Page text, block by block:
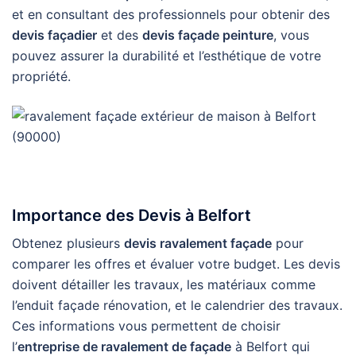
et en consultant des professionnels pour obtenir des
devis façadier et des devis façade peinture, vous
pouvez assurer la durabilité et l’esthétique de votre
propriété.
Importance des Devis à Belfort
Obtenez plusieurs devis ravalement façade pour
comparer les offres et évaluer votre budget. Les devis
doivent détailler les travaux, les matériaux comme
l’enduit façade rénovation, et le calendrier des travaux.
Ces informations vous permettent de choisir
l’entreprise de ravalement de façade à Belfort qui